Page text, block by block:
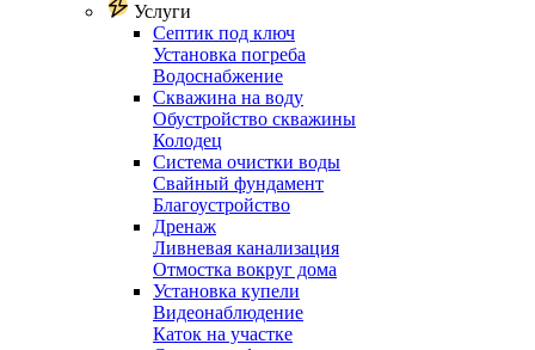
Услуги
Септик под ключ
Установка погреба
Водоснабжение
Скважина на воду
Обустройство скважины
Колодец
Система очистки воды
Свайный фундамент
Благоустройство
Дренаж
Ливневая канализация
Отмостка вокруг дома
Установка купели
Видеонаблюдение
Каток на участке